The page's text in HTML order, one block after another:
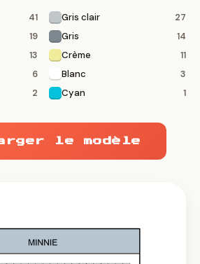
41 Gris clair 27
19 Gris 14
13 Crème 11
6 Blanc 3
2 Cyan 1
le modèle